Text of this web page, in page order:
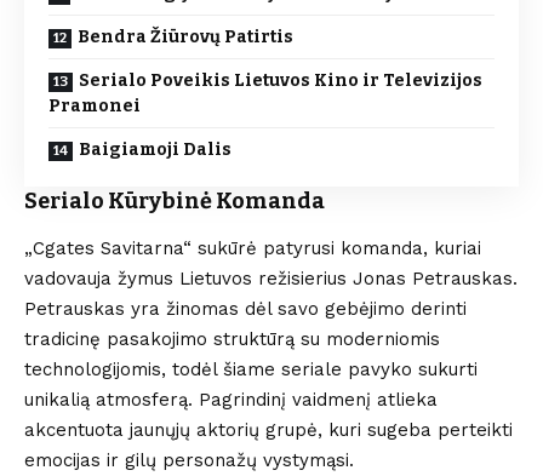
Bendra Žiūrovų Patirtis
Serialo Poveikis Lietuvos Kino ir Televizijos
Pramonei
Baigiamoji Dalis
Serialo Kūrybinė Komanda
„Cgates Savitarna“ sukūrė patyrusi komanda, kuriai
vadovauja žymus Lietuvos režisierius Jonas Petrauskas.
Petrauskas yra žinomas dėl savo gebėjimo derinti
tradicinę pasakojimo struktūrą su moderniomis
technologijomis, todėl šiame seriale pavyko sukurti
unikalią atmosferą. Pagrindinį vaidmenį atlieka
akcentuota jaunųjų aktorių grupė, kuri sugeba perteikti
emocijas ir gilų personažų vystymąsi.